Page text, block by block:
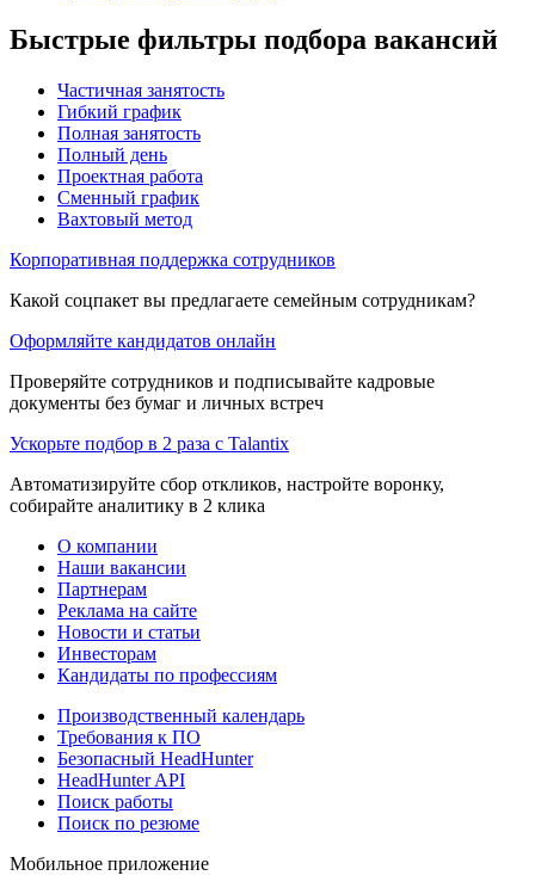
Быстрые фильтры подбора вакансий
Частичная занятость
Гибкий график
Полная занятость
Полный день
Проектная работа
Сменный график
Вахтовый метод
Корпоративная поддержка сотрудников
Какой соцпакет вы предлагаете семейным сотрудникам?
Оформляйте кандидатов онлайн
Проверяйте сотрудников и подписывайте кадровые
документы без бумаг и личных встреч
Ускорьте подбор в 2 раза с Talantix
Автоматизируйте сбор откликов, настройте воронку,
собирайте аналитику в 2 клика
О компании
Наши вакансии
Партнерам
Реклама на сайте
Новости и статьи
Инвесторам
Кандидаты по профессиям
Производственный календарь
Требования к ПО
Безопасный HeadHunter
HeadHunter API
Поиск работы
Поиск по резюме
Мобильное приложение